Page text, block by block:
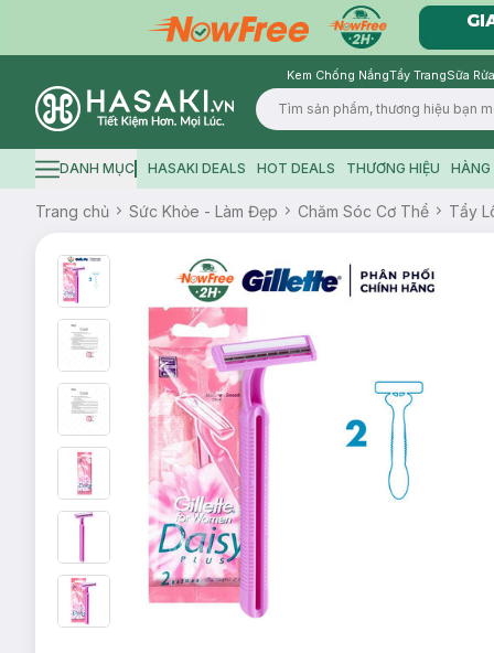
Kem Chống NắngTẩy TrangSữa
Logo
Hamburger icon
DANH MỤC HASAKI DEALS HOT DEALS THƯƠNG HIỆU HÀNG
Trang chủ Sức Khỏe - Làm Đẹp Chăm Sóc Cơ Thể Tẩy